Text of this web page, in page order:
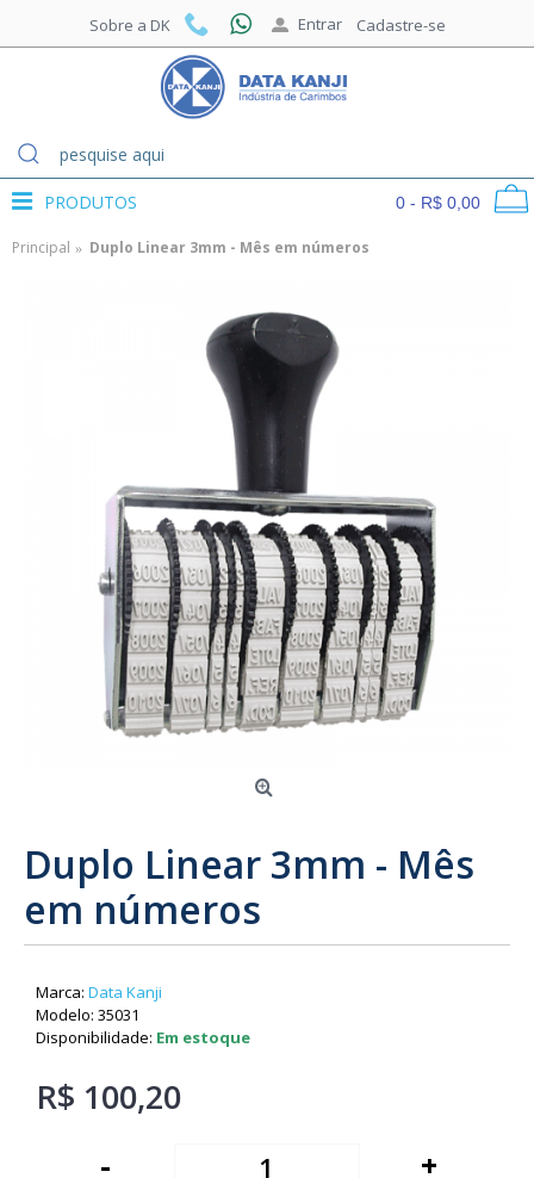
Sobre a DK Entrar Cadastre-se
0 - R$ 0,00
PRODUTOS
Principal Duplo Linear 3mm - Mês em números
Duplo Linear 3mm - Mês
em números
Marca: Data Kanji
Modelo: 35031
Disponibilidade: Em estoque
R$ 100,20
- +